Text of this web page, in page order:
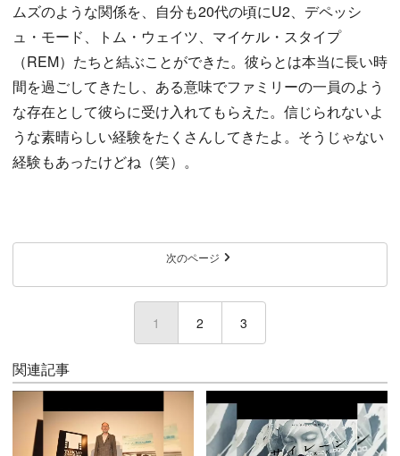
ムズのような関係を、自分も20代の頃にU2、デペッシ
ュ・モード、トム・ウェイツ、マイケル・スタイプ
（REM）たちと結ぶことができた。彼らとは本当に長い時
間を過ごしてきたし、ある意味でファミリーの一員のよう
な存在として彼らに受け入れてもらえた。信じられないよ
うな素晴らしい経験をたくさんしてきたよ。そうじゃない
経験もあったけどね（笑）。
次のページ
1 (current)
2 3
関連記事